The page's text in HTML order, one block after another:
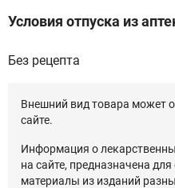
Условия отпуска из
Без рецепта
Внешний вид товара может
сайте.
Информация о
на сайте, предназначена
материалы из изданий